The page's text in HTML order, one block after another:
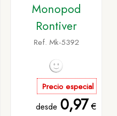
Monopod
Rontiver
Ref. Mk-5392
Precio especial
desde 0,97 €